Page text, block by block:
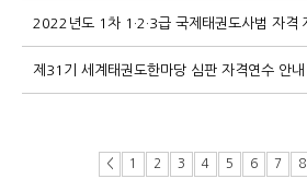
제31기 세계태권도한마당 심판 자격연수 안내
< 1 2 3 4 5 6 7 8